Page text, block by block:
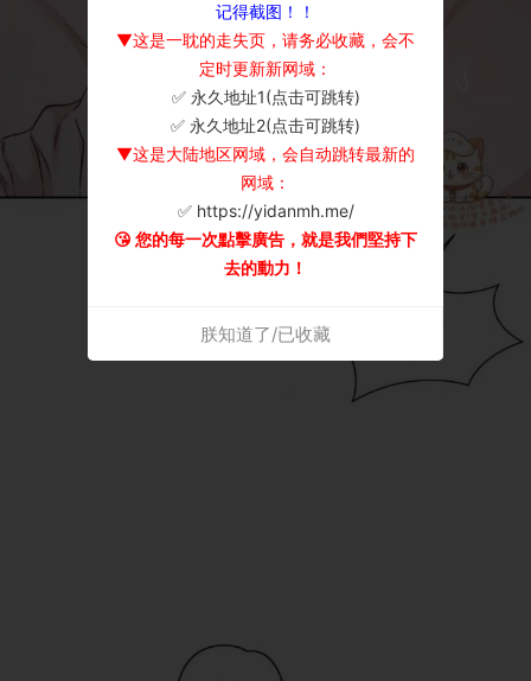
记得截图！！
▼这是一耽的走失页，请务必收藏，会不
定时更新新网域：
✅ 永久地址1(点击可跳转)
✅ 永久地址2(点击可跳转)
▼这是大陆地区网域，会自动跳转最新的
网域：
✅ https://yidanmh.me/
😘 您的每一次點擊廣告，就是我們堅持下
去的動力！
朕知道了/已收藏